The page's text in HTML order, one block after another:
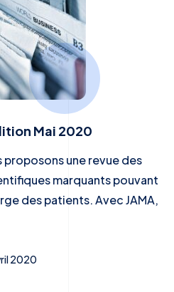
Mai 2020
proposons une revue des
marquants pouvant
des patients. Avec JAMA,
2020